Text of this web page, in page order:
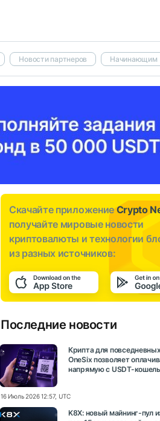
Новости партнеров Начинающим
Скачайте приложениеCrypto
получайте мировые новости
криптовалюты и технологии
из разных источников:
Последние новости
Крипта для
OneSix позволяет
напрямую с USDT-
16 Июль 2026 12:57, UTC
K8X: новый майнинг-пул